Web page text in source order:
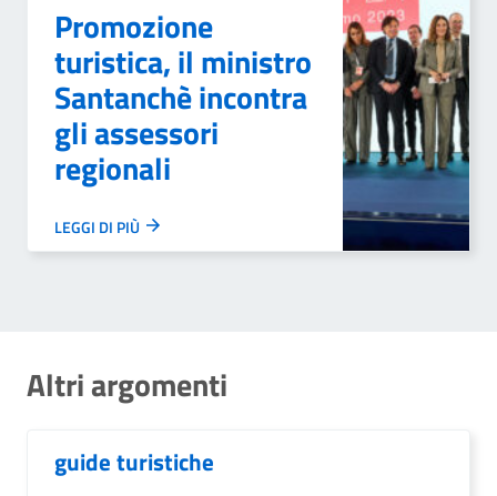
Promozione
turistica, il ministro
Santanchè incontra
gli assessori
regionali
LEGGI DI PIÙ
Altri argomenti
guide turistiche